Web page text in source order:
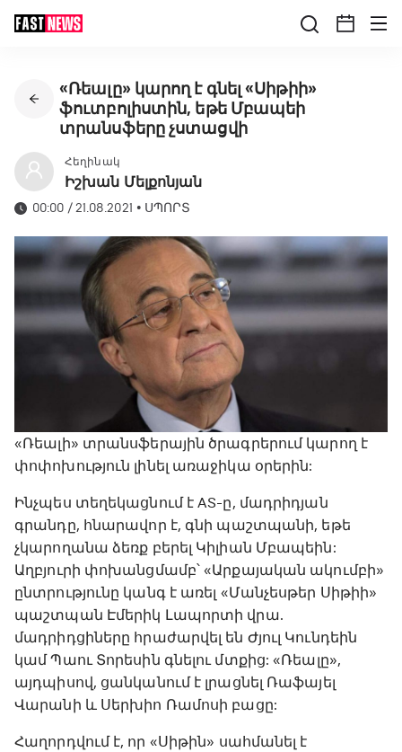
«Ռեալը» կարող է գնել «Սիթիի»
ֆուտբոլիստին, եթե Մբապեի
տրանսֆերը չստացվի
Հեղինակ
Իշխան Մելքոնյան
00:00 / 21.08.2021 • ՍՊՈՐՏ
«Ռեալի» տրանսֆերային ծրագրերում կարող է
փոփոխություն լինել առաջիկա օրերին:
Ինչպես տեղեկացնում է AS-ը, մադրիդյան
գրանդը, հնարավոր է, գնի պաշտպանի, եթե
չկարողանա ձեռք բերել Կիլիան Մբապեին:
Աղբյուրի փոխանցմամբ՝ «Արքայական ակումբի»
ընտրությունը կանգ է առել «Մանչեսթեր Սիթիի»
պաշտպան Էմերիկ Լապորտի վրա.
մադրիդցիները հրաժարվել են Ժյուլ Կունդեին
կամ Պաու Տորեսին գնելու մտքից: «Ռեալը»,
այդպիսով, ցանկանում է լրացնել Ռաֆայել
Վարանի և Սերխիո Ռամոսի բացը:
Հաղորդվում է, որ «Սիթին» սահմանել է